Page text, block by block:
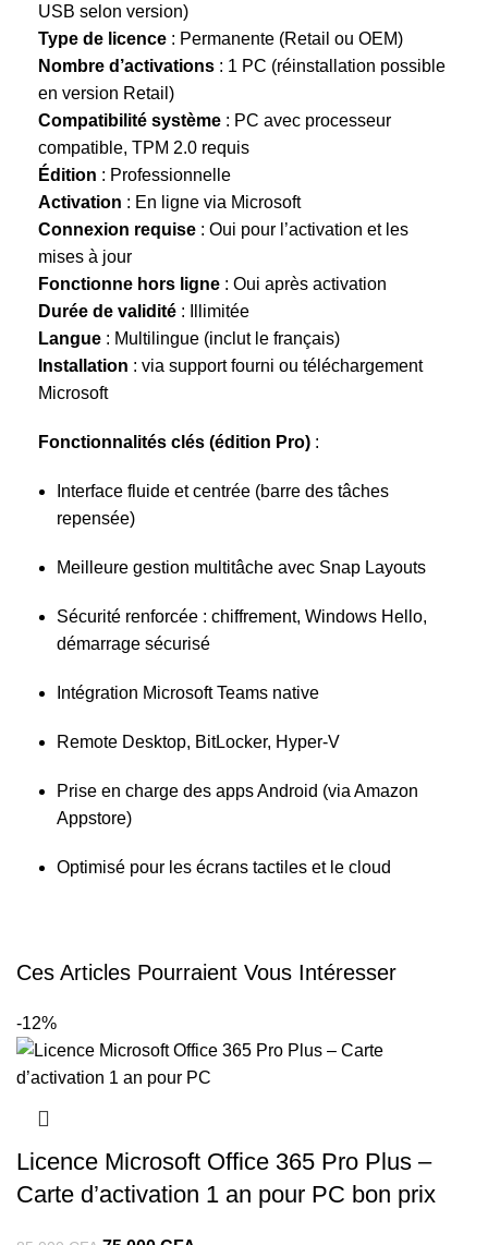
USB selon version)
Type de licence : Permanente (Retail ou OEM)
Nombre d’activations : 1 PC (réinstallation possible
en version Retail)
Compatibilité système : PC avec processeur
compatible, TPM 2.0 requis
Édition : Professionnelle
Activation : En ligne via Microsoft
Connexion requise : Oui pour l’activation et les
mises à jour
Fonctionne hors ligne : Oui après activation
Durée de validité : Illimitée
Langue : Multilingue (inclut le français)
Installation : via support fourni ou téléchargement
Microsoft
Fonctionnalités clés (édition Pro) :
Interface fluide et centrée (barre des tâches
repensée)
Meilleure gestion multitâche avec Snap Layouts
Sécurité renforcée : chiffrement, Windows Hello,
démarrage sécurisé
Intégration Microsoft Teams native
Remote Desktop, BitLocker, Hyper-V
Prise en charge des apps Android (via Amazon
Appstore)
Optimisé pour les écrans tactiles et le cloud
Ces Articles Pourraient Vous Intéresser
-12%
Licence Microsoft Office 365 Pro Plus –
Carte d’activation 1 an pour PC bon prix